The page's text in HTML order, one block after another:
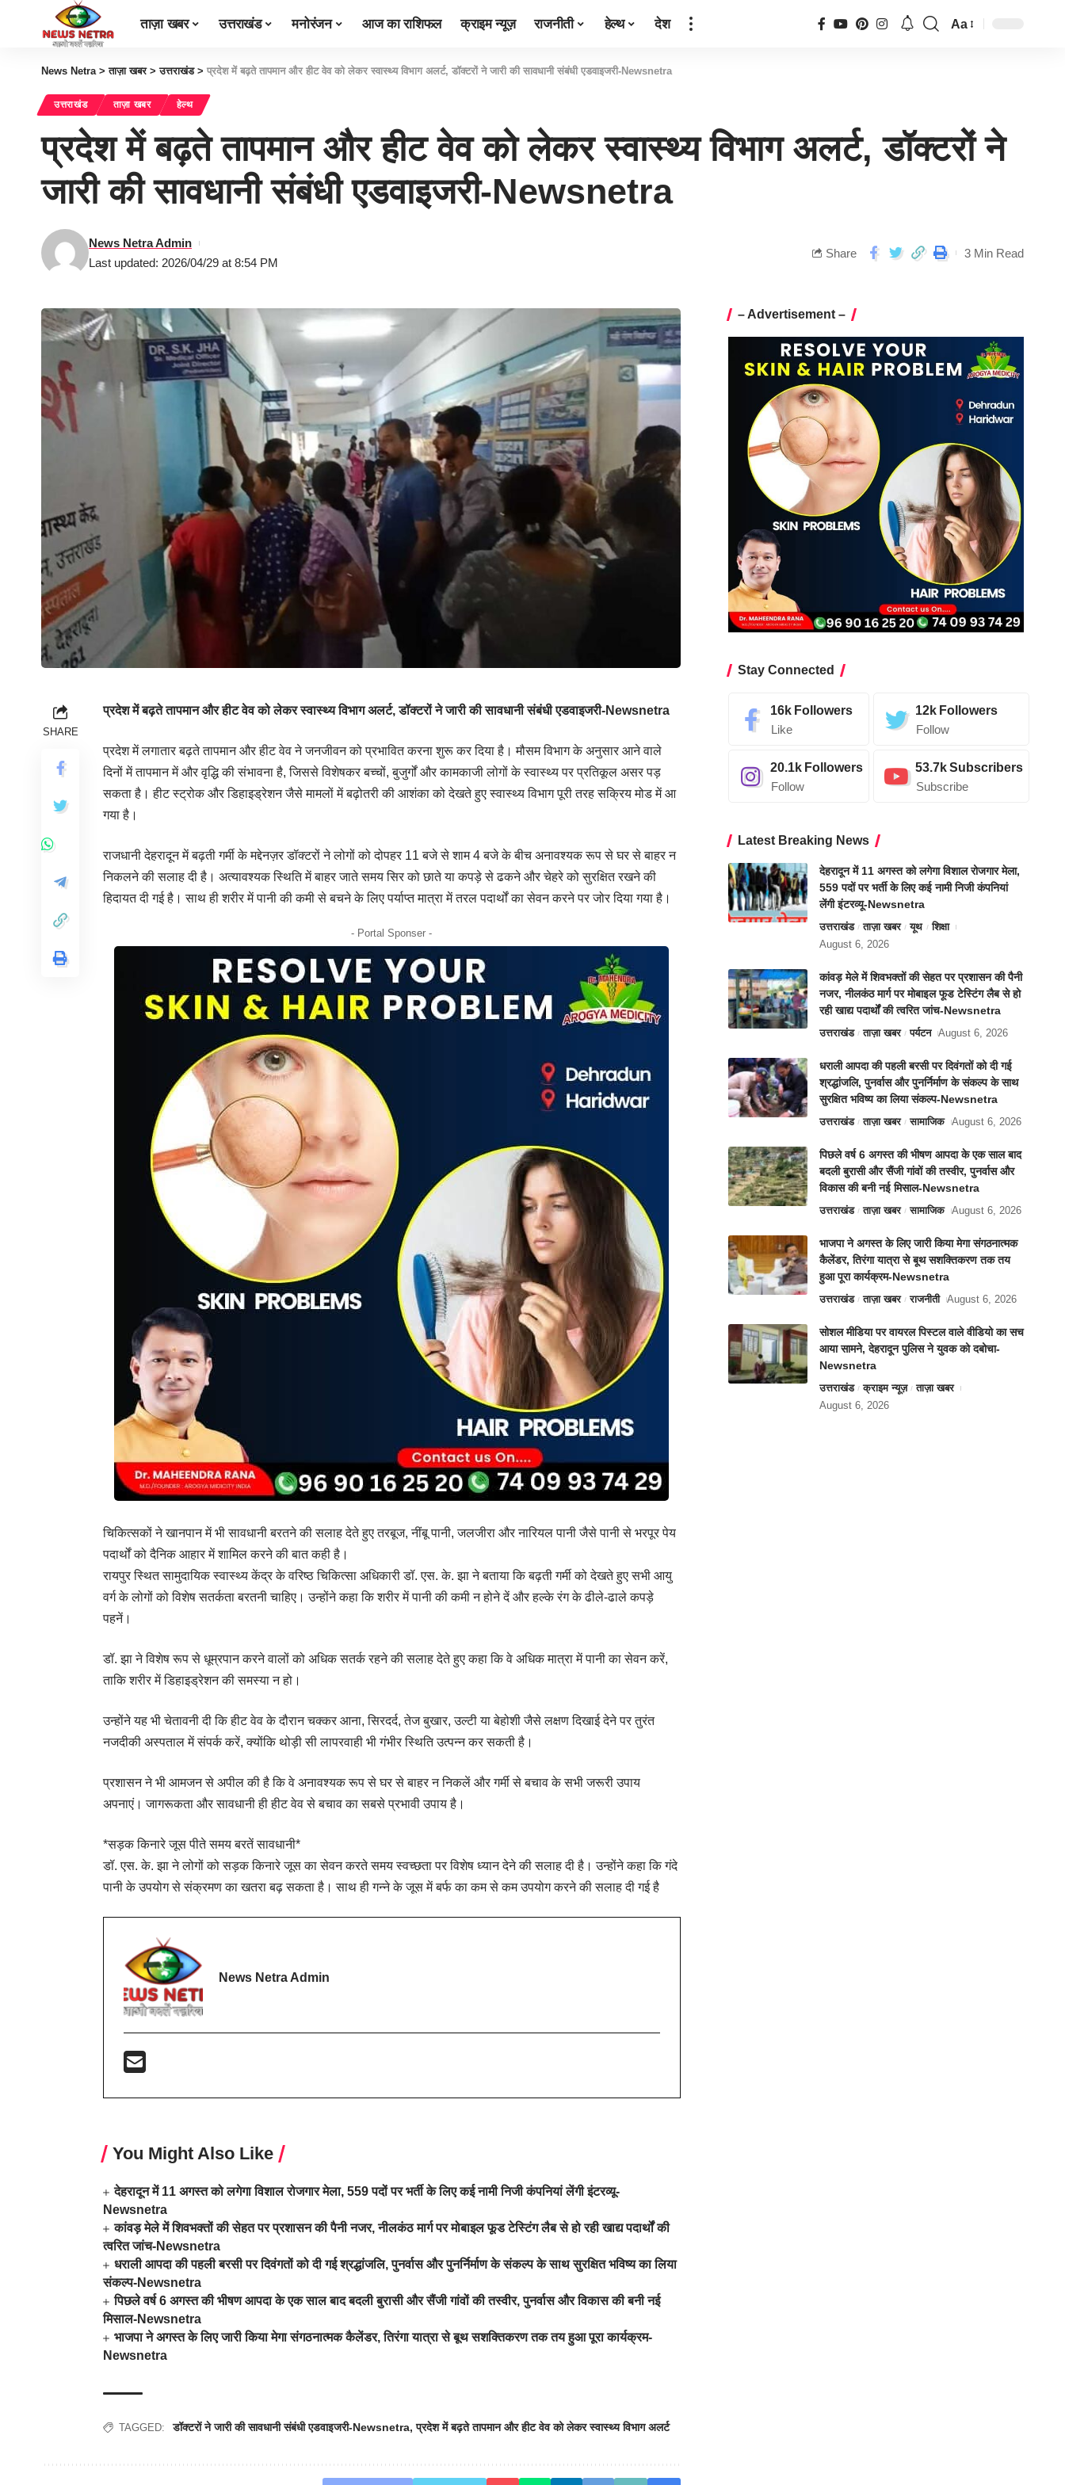
ताज़ा खबर उत्तराखंड मनोरंजन आज का राशिफल क्राइम न्यूज़ राजनीती हेल्थ देश Aa
News Netra>ताज़ा खबर>उत्तराखंड> प्रदेश में बढ़ते तापमान और हीट वेव को लेकर स्वास्थ्य विभाग अलर्ट, डॉक्टरों ने जारी की सावधानी संबंधी एडवाइजरी-Newsnetra
उत्तराखंड ताज़ा खबर हेल्थ
प्रदेश में बढ़ते तापमान और हीट वेव को लेकर स्वास्थ्य विभाग अलर्ट, डॉक्टरों ने
जारी की सावधानी संबंधी एडवाइजरी-Newsnetra
Last updated: 2026/04/29 at 8:54 PM
News Netra Admin
Share 3 Min Read
SHARE
प्रदेश में बढ़ते तापमान और हीट वेव को लेकर स्वास्थ्य विभाग अलर्ट, डॉक्टरों ने जारी की सावधानी संबंधी एडवाइजरी-Newsnetra
प्रदेश में लगातार बढ़ते तापमान और हीट वेव ने जनजीवन को प्रभावित करना शुरू कर दिया है। मौसम विभाग के अनुसार आने वाले
दिनों में तापमान में और वृद्धि की संभावना है, जिससे विशेषकर बच्चों, बुजुर्गों और कामकाजी लोगों के स्वास्थ्य पर प्रतिकूल असर पड़
सकता है। हीट स्ट्रोक और डिहाइड्रेशन जैसे मामलों में बढ़ोतरी की आशंका को देखते हुए स्वास्थ्य विभाग पूरी तरह सक्रिय मोड में आ
गया है।
राजधानी देहरादून में बढ़ती गर्मी के मद्देनज़र डॉक्टरों ने लोगों को दोपहर 11 बजे से शाम 4 बजे के बीच अनावश्यक रूप से घर से बाहर न
निकलने की सलाह दी है। अत्यावश्यक स्थिति में बाहर जाते समय सिर को छाते या कपड़े से ढकने और चेहरे को सुरक्षित रखने की
हिदायत दी गई है। साथ ही शरीर में पानी की कमी से बचने के लिए पर्याप्त मात्रा में तरल पदार्थों का सेवन करने पर जोर दिया गया है।
- Portal Sponser -
चिकित्सकों ने खानपान में भी सावधानी बरतने की सलाह देते हुए तरबूज, नींबू पानी, जलजीरा और नारियल पानी जैसे पानी से भरपूर पेय
पदार्थों को दैनिक आहार में शामिल करने की बात कही है।
रायपुर स्थित सामुदायिक स्वास्थ्य केंद्र के वरिष्ठ चिकित्सा अधिकारी डॉ. एस. के. झा ने बताया कि बढ़ती गर्मी को देखते हुए सभी आयु
वर्ग के लोगों को विशेष सतर्कता बरतनी चाहिए। उन्होंने कहा कि शरीर में पानी की कमी न होने दें और हल्के रंग के ढीले-ढाले कपड़े
पहनें।
डॉ. झा ने विशेष रूप से धूम्रपान करने वालों को अधिक सतर्क रहने की सलाह देते हुए कहा कि वे अधिक मात्रा में पानी का सेवन करें,
ताकि शरीर में डिहाइड्रेशन की समस्या न हो।
उन्होंने यह भी चेतावनी दी कि हीट वेव के दौरान चक्कर आना, सिरदर्द, तेज बुखार, उल्टी या बेहोशी जैसे लक्षण दिखाई देने पर तुरंत
नजदीकी अस्पताल में संपर्क करें, क्योंकि थोड़ी सी लापरवाही भी गंभीर स्थिति उत्पन्न कर सकती है।
प्रशासन ने भी आमजन से अपील की है कि वे अनावश्यक रूप से घर से बाहर न निकलें और गर्मी से बचाव के सभी जरूरी उपाय
अपनाएं। जागरूकता और सावधानी ही हीट वेव से बचाव का सबसे प्रभावी उपाय है।
*सड़क किनारे जूस पीते समय बरतें सावधानी*
डॉ. एस. के. झा ने लोगों को सड़क किनारे जूस का सेवन करते समय स्वच्छता पर विशेष ध्यान देने की सलाह दी है। उन्होंने कहा कि गंदे
पानी के उपयोग से संक्रमण का खतरा बढ़ सकता है। साथ ही गन्ने के जूस में बर्फ का कम से कम उपयोग करने की सलाह दी गई है
News Netra Admin
You Might Also Like
देहरादून में 11 अगस्त को लगेगा विशाल रोजगार मेला, 559 पदों पर भर्ती के लिए कई नामी निजी कंपनियां लेंगी इंटरव्यू-
Newsnetra
कांवड़ मेले में शिवभक्तों की सेहत पर प्रशासन की पैनी नजर, नीलकंठ मार्ग पर मोबाइल फूड टेस्टिंग लैब से हो रही खाद्य पदार्थों की
त्वरित जांच-Newsnetra
धराली आपदा की पहली बरसी पर दिवंगतों को दी गई श्रद्धांजलि, पुनर्वास और पुनर्निर्माण के संकल्प के साथ सुरक्षित भविष्य का लिया
संकल्प-Newsnetra
पिछले वर्ष 6 अगस्त की भीषण आपदा के एक साल बाद बदली बुरासी और सैंजी गांवों की तस्वीर, पुनर्वास और विकास की बनी नई
मिसाल-Newsnetra
भाजपा ने अगस्त के लिए जारी किया मेगा संगठनात्मक कैलेंडर, तिरंगा यात्रा से बूथ सशक्तिकरण तक तय हुआ पूरा कार्यक्रम-
Newsnetra
TAGGED: डॉक्टरों ने जारी की सावधानी संबंधी एडवाइजरी-Newsnetra,प्रदेश में बढ़ते तापमान और हीट वेव को लेकर स्वास्थ्य विभाग अलर्ट
– Advertisement –
Stay Connected
16k Followers
Like
12k Followers
Follow
20.1k Followers
Follow
53.7kSubscribers
Subscribe
Latest Breaking News
देहरादून में 11 अगस्त को लगेगा विशाल रोजगार मेला,
559 पदों पर भर्ती के लिए कई नामी निजी कंपनियां
लेंगी इंटरव्यू-Newsnetra
उत्तराखंड ताज़ा खबर यूथ
शिक्षा
August 6, 2026
कांवड़ मेले में शिवभक्तों की सेहत पर प्रशासन की पैनी
नजर, नीलकंठ मार्ग पर मोबाइल फूड टेस्टिंग लैब से हो
रही खाद्य पदार्थों की त्वरित जांच-Newsnetra
उत्तराखंड ताज़ा खबर पर्यटन August 6, 2026
धराली आपदा की पहली बरसी पर दिवंगतों को दी गई
श्रद्धांजलि, पुनर्वास और पुनर्निर्माण के संकल्प के साथ
सुरक्षित भविष्य का लिया संकल्प-Newsnetra
उत्तराखंड ताज़ा खबर सामाजिक August 6, 2026
पिछले वर्ष 6 अगस्त की भीषण आपदा के एक साल बाद
बदली बुरासी और सैंजी गांवों की तस्वीर, पुनर्वास और
विकास की बनी नई मिसाल-Newsnetra
उत्तराखंड ताज़ा खबर सामाजिक August 6, 2026
भाजपा ने अगस्त के लिए जारी किया मेगा संगठनात्मक
कैलेंडर, तिरंगा यात्रा से बूथ सशक्तिकरण तक तय
हुआ पूरा कार्यक्रम-Newsnetra
उत्तराखंड ताज़ा खबर राजनीती August 6, 2026
सोशल मीडिया पर वायरल पिस्टल वाले वीडियो का सच
आया सामने, देहरादून पुलिस ने युवक को दबोचा-
Newsnetra
उत्तराखंड क्राइम न्यूज़
ताज़ा खबर
August 6, 2026